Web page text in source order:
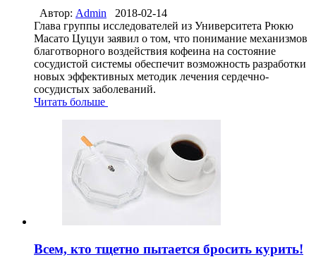
Автор: Admin
2018-02-14
Глава группы исследователей из Университета Рюкю
Масато Цуцуи заявил о том, что понимание механизмов
благотворного воздействия кофеина на состояние
сосудистой системы обеспечит возможность разработки
новых эффективных методик лечения сердечно-
сосудистых заболеваний.
Читать больше
Всем, кто тщетно пытается бросить курить!